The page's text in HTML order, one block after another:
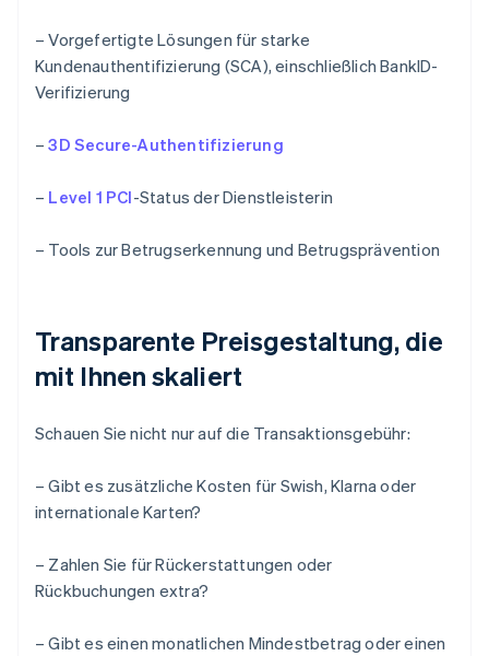
– Vorgefertigte Lösungen für starke
Kundenauthentifizierung (SCA), einschließlich BankID-
Verifizierung
–3D Secure-Authentifizierung
– Level 1 PCI-Status der Dienstleisterin
– Tools zur Betrugserkennung und Betrugsprävention
Transparente Preisgestaltung, die
mit Ihnen skaliert
Schauen Sie nicht nur auf die Transaktionsgebühr:
– Gibt es zusätzliche Kosten für Swish, Klarna oder
internationale Karten?
– Zahlen Sie für Rückerstattungen oder
Rückbuchungen extra?
– Gibt es einen monatlichen Mindestbetrag oder einen